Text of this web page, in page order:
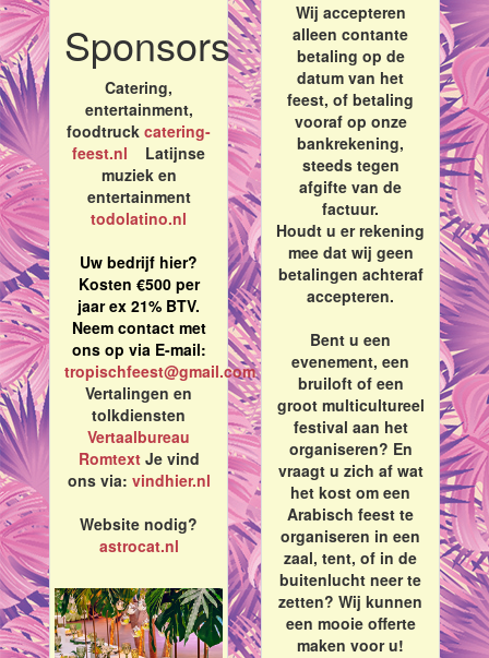
Sponsors
Catering,
entertainment,
foodtruck catering-
feest.nl Latijnse
muziek en
entertainment
todolatino.nl
Uw bedrijf hier?
Kosten €500 per
jaar ex 21% BTV.
Neem contact met
ons op via E-mail:
tropischfeest@gmail.com
Vertalingen en
tolkdiensten
Vertaalbureau
RomtextJe vind
ons via: vindhier.nl
Website nodig?
astrocat.nl
Wij accepteren
alleen contante
betaling op de
datum van het
feest, of betaling
vooraf op onze
bankrekening,
steeds tegen
afgifte van de
factuur.
Houdt u er rekening
mee dat wij geen
betalingen achteraf
accepteren.
Bent u een
evenement, een
bruiloft of een
groot multicultureel
festival aan het
organiseren? En
vraagt u zich af wat
het kost om een
Arabisch feest te
organiseren in een
zaal, tent, of in de
buitenlucht neer te
zetten? Wij kunnen
een mooie offerte
maken voor u!